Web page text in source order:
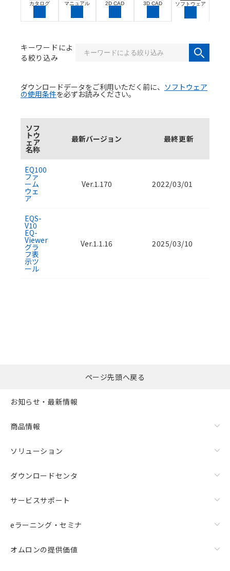
カタログ マニュアル 2D CAD 3D CAD ソフトウェア
キーワードによ
る絞り込み
ダウンロードデータをご利用いただく前に、 ソフトウェア
の使用条件を必ずお読みください。
ソフ
トウ
ェア
名称
最新バージョン 最終更新
EQ100
ファ
ーム
ウェ
ア
Ver.1.170 2022/03/01
EQS-
V10
EQ-
Viewer
グラ
フ表
示ツ
ール
Ver.1.1.16 2025/03/10
括ダウンロード
ページ先頭へ戻る
お知らせ・最新情報
商品情報
ソリューション
ダウンロードセンタ
サービスサポート
eラーニング・セミナ
オムロンの提供価値